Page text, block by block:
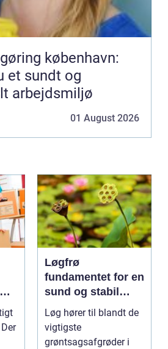
københavn:
et sundt og
arbejdsmiljø
01 August 2026
Løgfrø
fundamentet for en
sund og stabil
løgavl
Løg hører til blandt de
vigtigste
grøntsagsafgrøder i